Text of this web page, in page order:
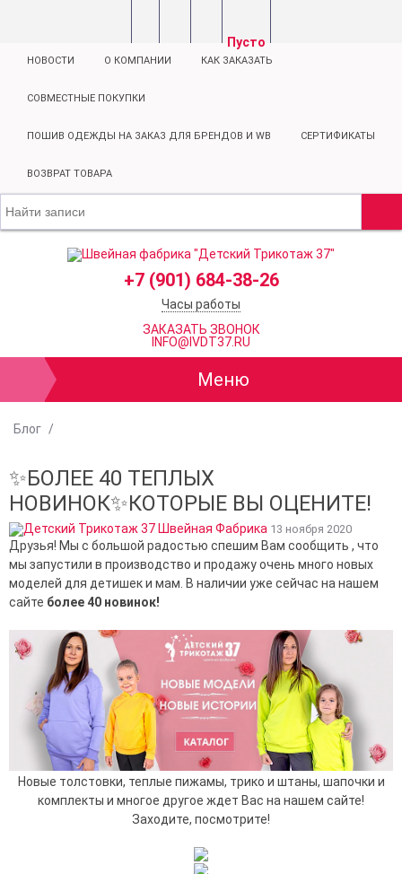
Пусто
НОВОСТИ О КОМПАНИИ КАК ЗАКАЗАТЬ
СОВМЕСТНЫЕ ПОКУПКИ
ПОШИВ ОДЕЖДЫ НА ЗАКАЗ ДЛЯ БРЕНДОВ И WB СЕРТИФИКАТЫ
ВОЗВРАТ ТОВАРА
+7 (901) 684-38-26
Часы работы
ЗАКАЗАТЬ ЗВОНОК
INFO@IVDT37.RU
Меню
Блог /
✨БОЛЕЕ 40 ТЕПЛЫХ
НОВИНОК✨КОТОРЫЕ ВЫ ОЦЕНИТЕ!
13 ноября 2020
Друзья! Мы с большой радостью спешим Вам сообщить , что
мы запустили в производство и продажу очень много новых
моделей для детишек и мам. В наличии уже сейчас на нашем
сайте более 40 новинок!
Новые толстовки, теплые пижамы, трико и штаны, шапочки и
комплекты и многое другое ждет Вас на нашем сайте!
Заходите, посмотрите!